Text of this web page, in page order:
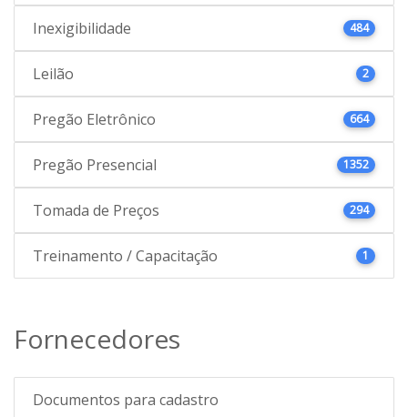
Inexigibilidade 484
Leilão 2
Pregão Eletrônico 664
Pregão Presencial 1352
Tomada de Preços 294
Treinamento / Capacitação 1
Fornecedores
Documentos para cadastro